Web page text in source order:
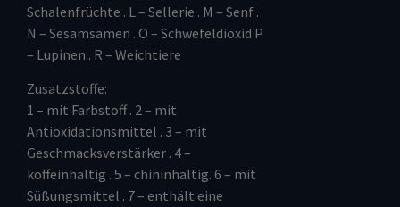
Schalenfrüchte . L – Sellerie . M – Senf .
N – Sesamsamen . O – Schwefeldioxid P
– Lupinen . R – Weichtiere
Zusatzstoffe:
1 – mit Farbstoff . 2 – mit
Antioxidationsmittel . 3 – mit
Geschmacksverstärker . 4 –
koffeinhaltig . 5 – chininhaltig. 6 – mit
Süßungsmittel . 7 – enthält eine